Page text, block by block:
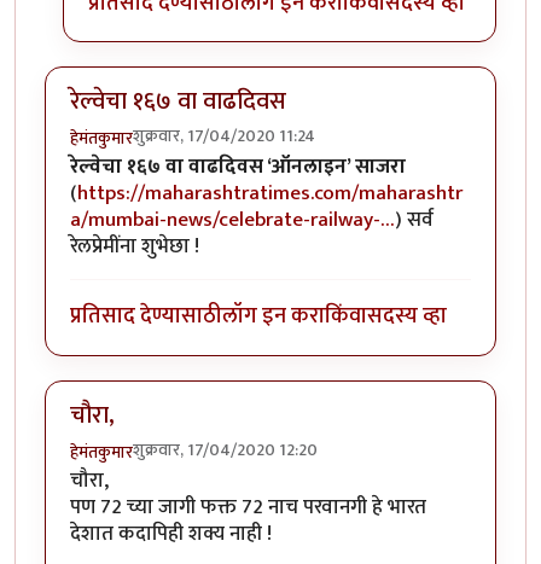
रेल्वेचा १६७ वा वाढदिवस
हेमंतकुमारशुक्रवार, 17/04/2020 11:24
रेल्वेचा १६७ वा वाढदिवस ‘ऑनलाइन’ साजरा
(https://maharashtratimes.com/maharashtr
a/mumbai-news/celebrate-railway-…) सर्व
रेलप्रेमींना शुभेछा !
प्रतिसाद देण्यासाठीलॉग इन कराकिंवासदस्य व्हा
चौरा,
हेमंतकुमारशुक्रवार, 17/04/2020 12:20
चौरा,
पण 72 च्या जागी फक्त 72 नाच परवानगी हे भारत
देशात कदापिही शक्य नाही !